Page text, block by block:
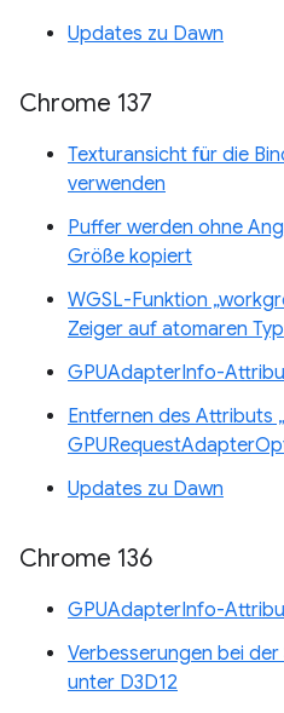
Updates zu Dawn
Chrome 137
Texturansicht für die
verwenden
Puffer werden ohne
Größe kopiert
WGSL-Funktion
Zeiger auf atomaren Typ
GPUAdapterInfo-
Entfernen des Attributs
Updates zu Dawn
Chrome 136
GPUAdapterInfo-
Verbesserungen bei
unter D3D12